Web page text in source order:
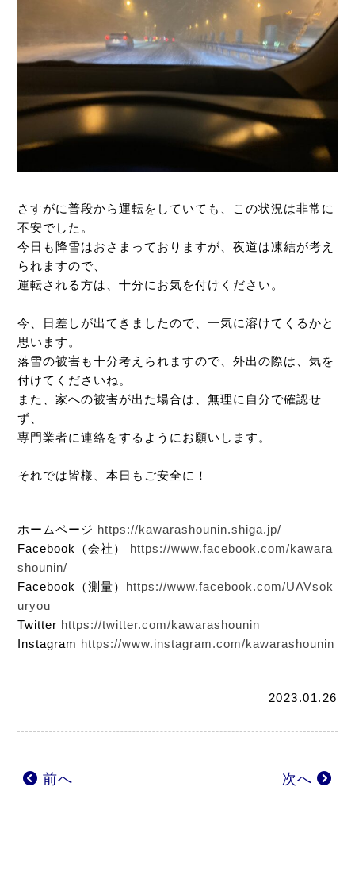
さすがに普段から運転をしていても、この状況は非常に
不安でした。
今日も降雪はおさまっておりますが、夜道は凍結が考え
られますので、
運転される方は、十分にお気を付けください。
今、日差しが出てきましたので、一気に溶けてくるかと
思います。
落雪の被害も十分考えられますので、外出の際は、気を
付けてくださいね。
また、家への被害が出た場合は、無理に自分で確認せ
ず、
専門業者に連絡をするようにお願いします。
それでは皆様、本日もご安全に！
ホームページ https://kawarashounin.shiga.jp/
Facebook（会社） https://www.facebook.com/kawara
shounin/
Facebook（測量） https://www.facebook.com/UAVsok
uryou
Twitter https://twitter.com/kawarashounin
Instagram https://www.instagram.com/kawarashounin
2023.01.26
前へ 次へ